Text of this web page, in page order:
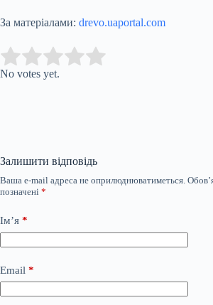
За матеріалами: drevo.uaportal.com
Rate this item:
No votes yet.
Залишити відповідь
Ваша e-mail адреса не оприлюднюватиметься.
позначені *
Ім’я *
Email *